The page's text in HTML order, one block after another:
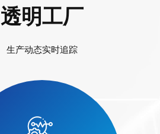
透明工厂
生产动态实时追踪